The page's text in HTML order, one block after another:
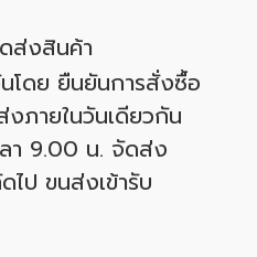
ดส่งสินค้า
โดย ยืนยันการสั่งซื้อ
ภายในวันเดียวกัน
า 9.00 น. จัดส่ง
ไป ขนส่งเข้ารับ